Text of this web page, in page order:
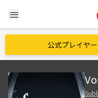
menu
公式プレイヤ